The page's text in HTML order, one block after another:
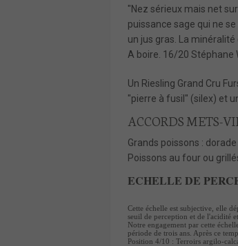
"Nez sérieux mais net
puissance sage qui ne
un jus gras. La
A boire. 16/20 Stéphane
Un Riesling Grand Cru
"pierre à fusil" (silex) et
ACCORDS METS-
Grands poissons :
Poissons au four ou
ECHELLE DE
Cette échelle est subjective, elle
seuil de perception et de l'acidité
Notre engagement par cette
période de trois ans. Après ce
Position 4/10 : Terroirs argilo-